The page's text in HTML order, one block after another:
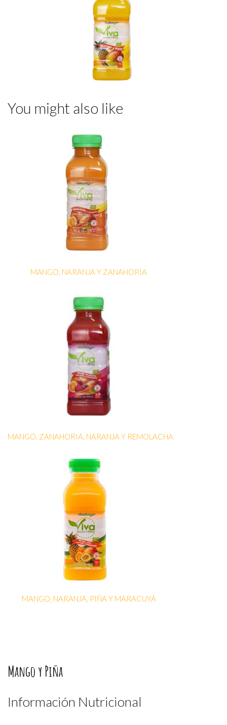
Mango y Piña
Información Nutricional
You might also like
MANGO, NARANJA Y ZANAHORIA
MANGO, ZANAHORIA, NARANJA Y REMOLACHA
MANGO, NARANJA, PIÑA Y MARACUYÁ